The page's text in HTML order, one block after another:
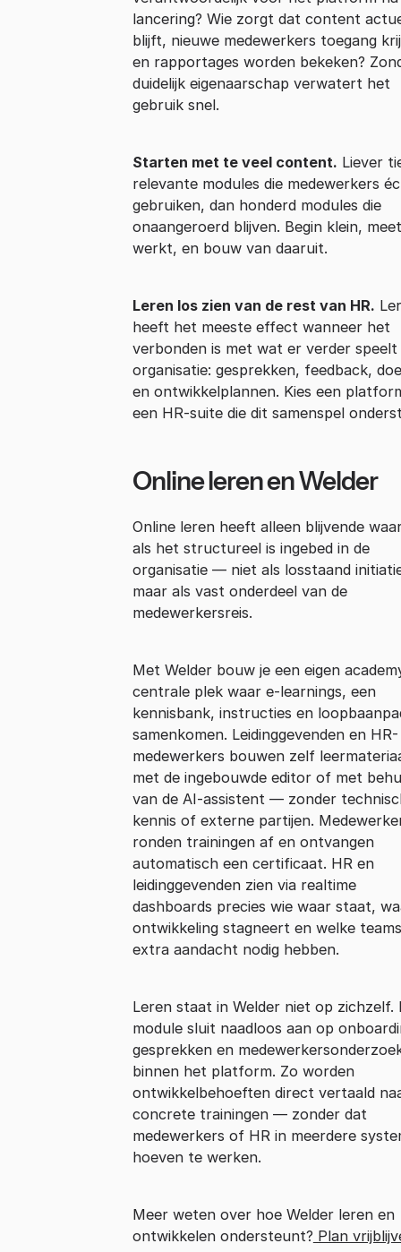
lancering? Wie zorgt dat content
blijft, nieuwe medewerkers toegang
en rapportages worden bekeken?
duidelijk eigenaarschap verwatert het
gebruik snel.
Starten met te veel content. Liever
relevante modules die medewerkers
gebruiken, dan honderd modules die
onaangeroerd blijven. Begin klein,
werkt, en bouw van daaruit.
Leren los zien van de rest van HR.
heeft het meeste effect wanneer het
verbonden is met wat er verder speelt
organisatie: gesprekken, feedback,
en ontwikkelplannen. Kies een
een HR-suite die dit samenspel
Online leren en Welder
Online leren heeft alleen blijvende
als het structureel is ingebed in de
organisatie — niet als losstaand
maar als vast onderdeel van de
medewerkersreis.
Met Welder bouw je een eigen
centrale plek waar e-learnings, een
kennisbank, instructies en
samenkomen. Leidinggevenden en HR-
medewerkers bouwen zelf
met de ingebouwde editor of met
van de AI-assistent — zonder
kennis of externe partijen.
ronden trainingen af en ontvangen
automatisch een certificaat. HR en
leidinggevenden zien via realtime
dashboards precies wie waar staat,
ontwikkeling stagneert en welke teams
extra aandacht nodig hebben.
Leren staat in Welder niet op zichzelf.
module sluit naadloos aan op
gesprekken en
binnen het platform. Zo worden
ontwikkelbehoeften direct vertaald
concrete trainingen — zonder dat
medewerkers of HR in meerdere
hoeven te werken.
Meer weten over hoe Welder leren en
ontwikkelen ondersteunt? Plan